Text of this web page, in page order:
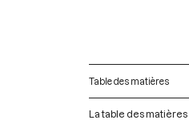
Table des matières
La table des